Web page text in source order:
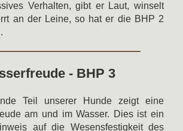
Verhalten, gibt er Laut, winselt
an der Leine, so hat er die BHP 2
- BHP 3
Teil unserer Hunde zeigt eine
am und im Wasser. Dies ist ein
auf die Wesensfestigkeit des